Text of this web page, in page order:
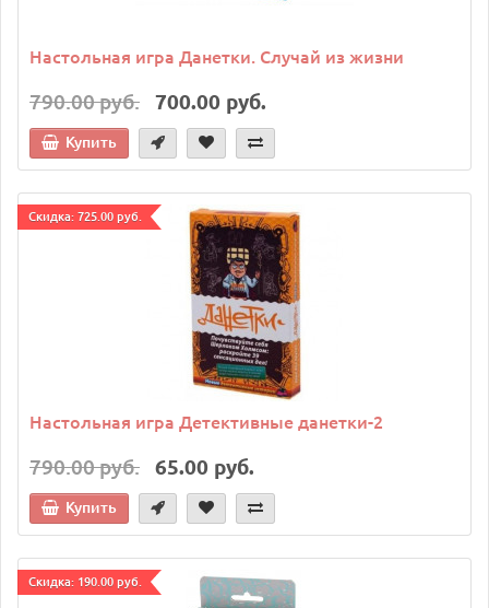
Настольная игра Данетки. Случай из жизни
790.00 руб. 700.00 руб.
Купить
Cкидка: 725.00 руб.
Настольная игра Детективные данетки-2
790.00 руб. 65.00 руб.
Купить
Cкидка: 190.00 руб.